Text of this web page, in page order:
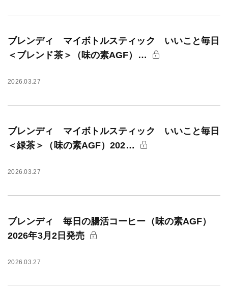
ブレンディ マイボトルスティック いいこと毎日
＜ブレンド茶＞（味の素AGF）…
2026.03.27
ブレンディ マイボトルスティック いいこと毎日
＜緑茶＞（味の素AGF）202…
2026.03.27
ブレンディ 毎日の腸活コーヒー（味の素AGF）
2026年3月2日発売
2026.03.27